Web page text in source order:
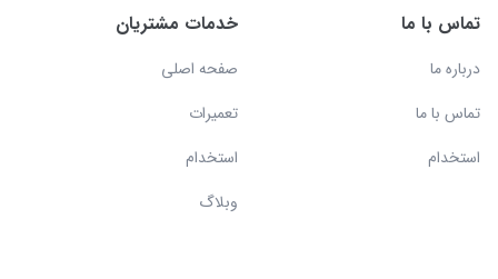
تماس با ما
درباره ما
تماس با ما
استخدام
خدمات مشتریان
صفحه اصلی
تعمیرات
استخدام
وبلاگ